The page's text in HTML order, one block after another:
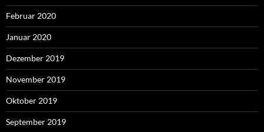
Februar 2020
Januar 2020
Dezember 2019
November 2019
Oktober 2019
September 2019